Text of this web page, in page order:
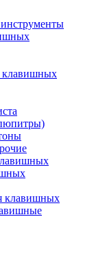
клавишных
клавишных